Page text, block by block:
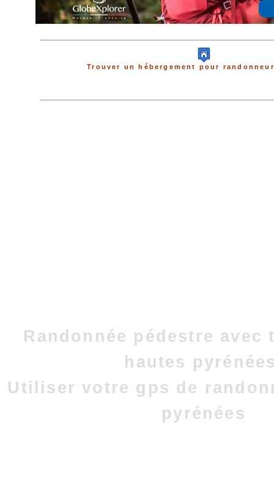
Trouver un hébergement pour
Randonnée pédestre avec
hautes
Utiliser votre gps de
pyrénées